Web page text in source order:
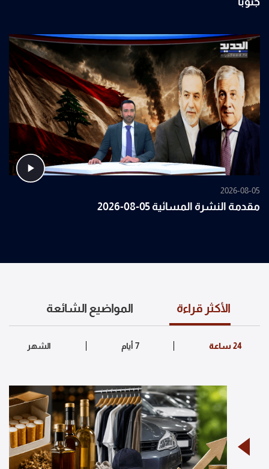
2026-08-05
مقدمة النشرة المسائية 05-08-2026
الأكثر قراءة المواضيع الشائعة